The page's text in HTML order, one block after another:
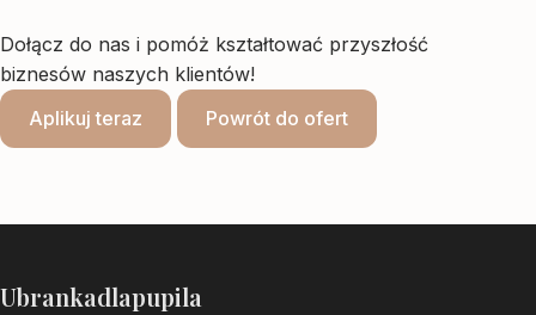
Dołącz do nas i pomóż kształtować przyszłość
biznesów naszych klientów!
Aplikuj teraz
Powrót do ofert
Ubrankadlapupila